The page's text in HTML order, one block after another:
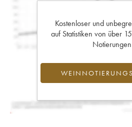
Kostenloser und
auf Statistiken von über
Notierungen